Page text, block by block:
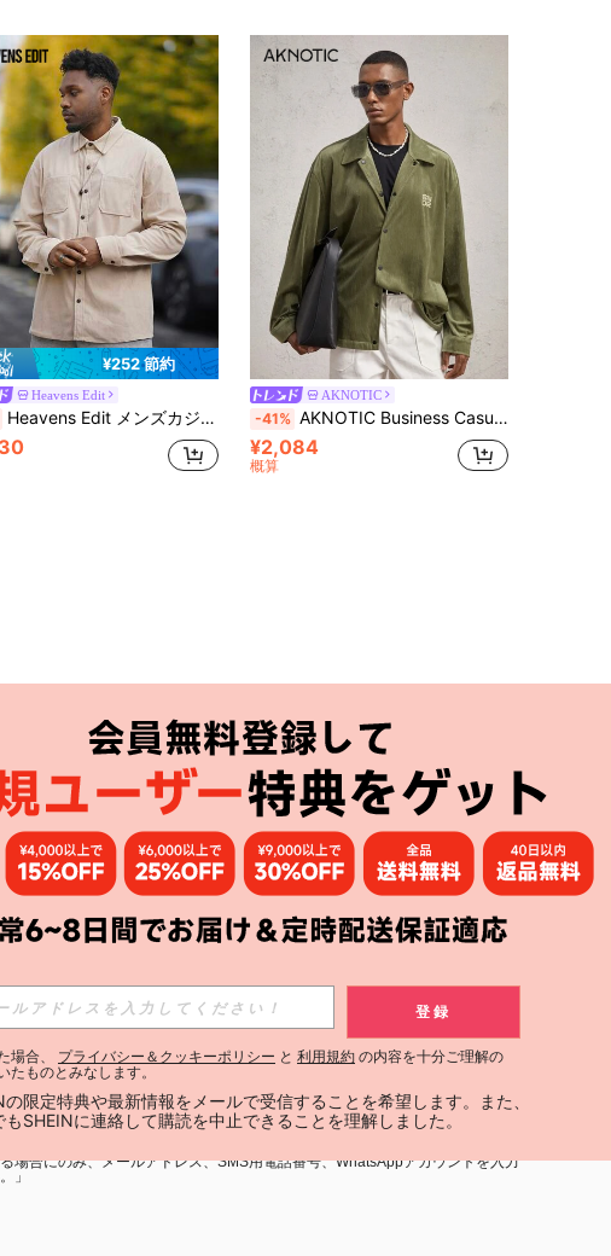
¥252 節約
Heavens Edit
Heavens Edit メンズカジュアルコーデュロイシャツジャケット ラペル襟ボタン長袖カーディガン 2つのポケット付き、デイリーレジャー、ミニマルファッション外出、通勤、ストリートスタイル春秋向け
AKNOTIC
-41% AKNOTIC Business Casual メンズスリムフィットカジュアルニットカラー長袖シャツジャケット、秋冬シーズンに適しています
¥2,084
概算
アプリ
る
購読
登録する
には「
場合にのみ、メールアドレス、SMS用電話番号、WhatsAppアカウントを入力
」
登録
場合、 プライバシー＆クッキーポリシー と 利用規約 の内容を十分ご理解の
たものとみなします。
の限定特典や最新情報をメールで受信することを希望します。また、
もSHEINに連絡して購読を中止できることを理解しました。